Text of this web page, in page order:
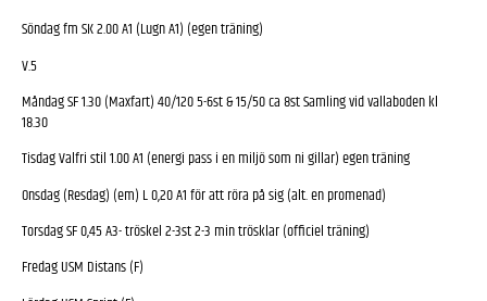
Söndag fm SK 2.00 A1 (Lugn A1) (egen träning)
V.5
Måndag SF 1.30 (Maxfart) 40/120 5-6st & 15/50 ca 8st Samling vid vallaboden kl
18.30
Tisdag Valfri stil 1.00 A1 (energi pass i en miljö som ni gillar) egen träning
Onsdag (Resdag) (em) L 0,20 A1 för att röra på sig (alt. en promenad)
Torsdag SF 0,45 A3- tröskel 2-3st 2-3 min trösklar (officiel träning)
Fredag USM Distans (F)